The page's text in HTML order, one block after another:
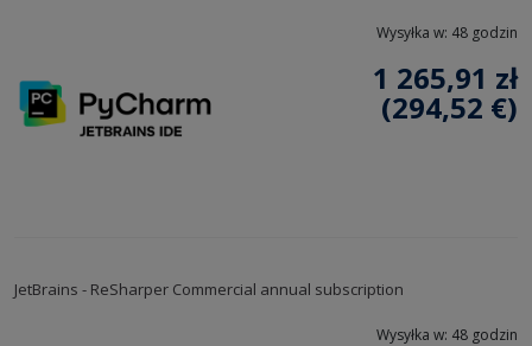
Wysyłka w: 48 godzin
1 265,91 zł
(294,52 €)
JetBrains - ReSharper Commercial annual subscription
Wysyłka w: 48 godzin